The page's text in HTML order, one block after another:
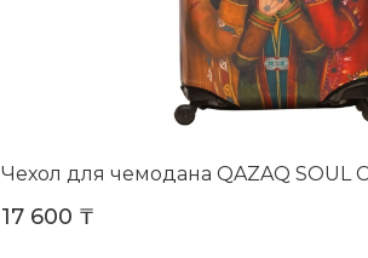
Чехол для чемодана QAZAQ SOUL
17 600 ₸